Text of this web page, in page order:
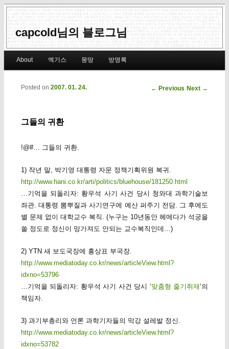
capcold님의 블로그님
Skip to primary content
Skip to secondary content
About 엑기스 몽땅 방명록
Post navigation
← Previous Next →
그들의 귀환
Posted on 2007. 01. 24.
!@#… 그들의 귀환.
1) 작년 말, 박기영 대통령 자문 정책기획위원 복귀.
http://www.hani.co.kr/arti/politics/bluehouse/181250.html
…기억을 되돌리자: 황우석 사기 사건 당시 청와대 과학기술보
좌관. 대통령 뽐뿌질과 사기연구에 예산 퍼주기 전담. 그 후에도
별 문제 없이 대학교수 복직. (누구는 10년동안 헤메다가 석궁을
쏠 정도로 정신이 망가져도 안되는 교수복직인데…)
2) YTN 새 보도국장에 홍상표 부국장.
http://www.mediatoday.co.kr/news/articleView.html?
idxno=53796
…기억을 되돌리자: 황우석 사기 사건 당시 ‘맞춤형 줄기취재‘의
책임자.
3) 과기부총리와 언론 과학기자들의 막강 설레발 정신.
http://www.mediatoday.co.kr/news/articleView.html?
idxno=53782